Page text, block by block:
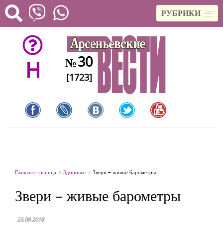
РУБРИКИ
H №30
[1723]
Главная страница Здоровье Звери – живые барометры
Звери – живые барометры
23.08.2018